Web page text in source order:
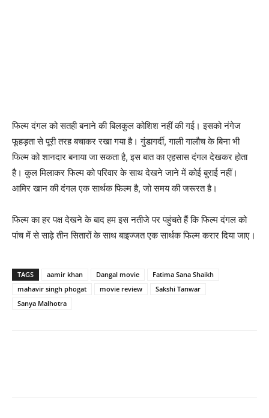
फिल्‍म दंगल को सतही बनाने की बिलकुल कोशिश नहीं की गई। इसको नंगेज
फूहड़ता से पूरी तरह बचाकर रखा गया है। गुंडागर्दी, गाली गालौच के बिना भी
फिल्‍म को शानदार बनाया जा सकता है, इस बात का एहसास दंगल देखकर होता
है। कुल मिलाकर फिल्‍म को परिवार के साथ देखने जाने में कोई बुराई नहीं।
आमिर खान की दंगल एक सार्थक फिल्‍म है, जो समय की जरूरत है।
फिल्‍म का हर पक्ष देखने के बाद हम इस नतीजे पर पहुंचते हैं कि फिल्‍म दंगल को
पांच में से साढ़े तीन सितारों के साथ बाइज्‍जत एक सार्थक फिल्‍म करार दिया जाए।
TAGS aamir khan Dangal movie
Fatima Sana Shaikh
mahavir singh phogat
movie review
Sakshi Tanwar
Sanya Malhotra